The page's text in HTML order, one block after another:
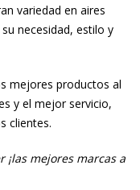
variedad en aires
necesidad, estilo y
mejores productos al
y el mejor servicio,
clientes.
mejores marcas a